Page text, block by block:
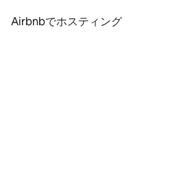
Airbnbでホスティング